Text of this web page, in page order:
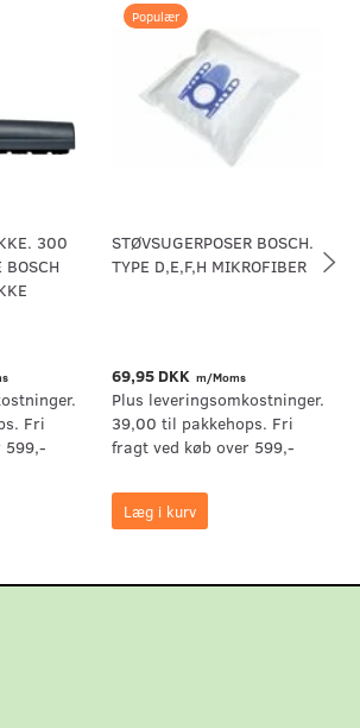
300
BOSCH
Fri
599,-
Populær
STØVSUGERPOSER BOSCH.
TYPE D,E,F,H MIKROFIBER
69,95 DKK m/Moms
Plus leveringsomkostninger.
39,00 til pakkehops. Fri
fragt ved køb over 599,-
Læg i kurv